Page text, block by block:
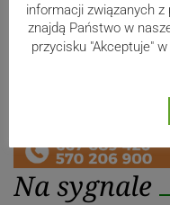
Na sygnale
informacji związanych
znajdą Państwo w
przycisku "Akceptuje"